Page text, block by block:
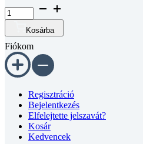
Süllyesztett
fejű
kulcsnyílású
csavar
DIN
7991~
10.9
horganyzott
M8x20
mennyiség
Kosárba
Fiókom
Regisztráció
Bejelentkezés
Elfelejtette jelszavát?
Kosár
Kedvencek